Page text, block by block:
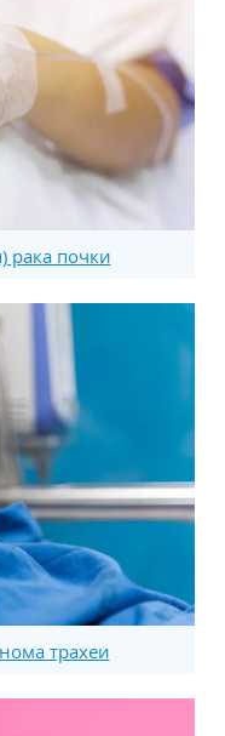
рака почки
трахеи